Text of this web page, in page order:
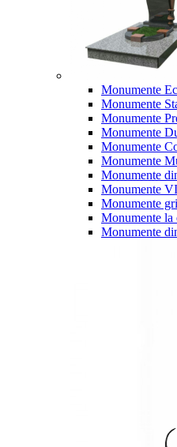
Monumente
Monumente
Monumente
Monumente
Monumente
Monumente
Monumente
Monumente
Monumente gri
Monumente la
Monumente